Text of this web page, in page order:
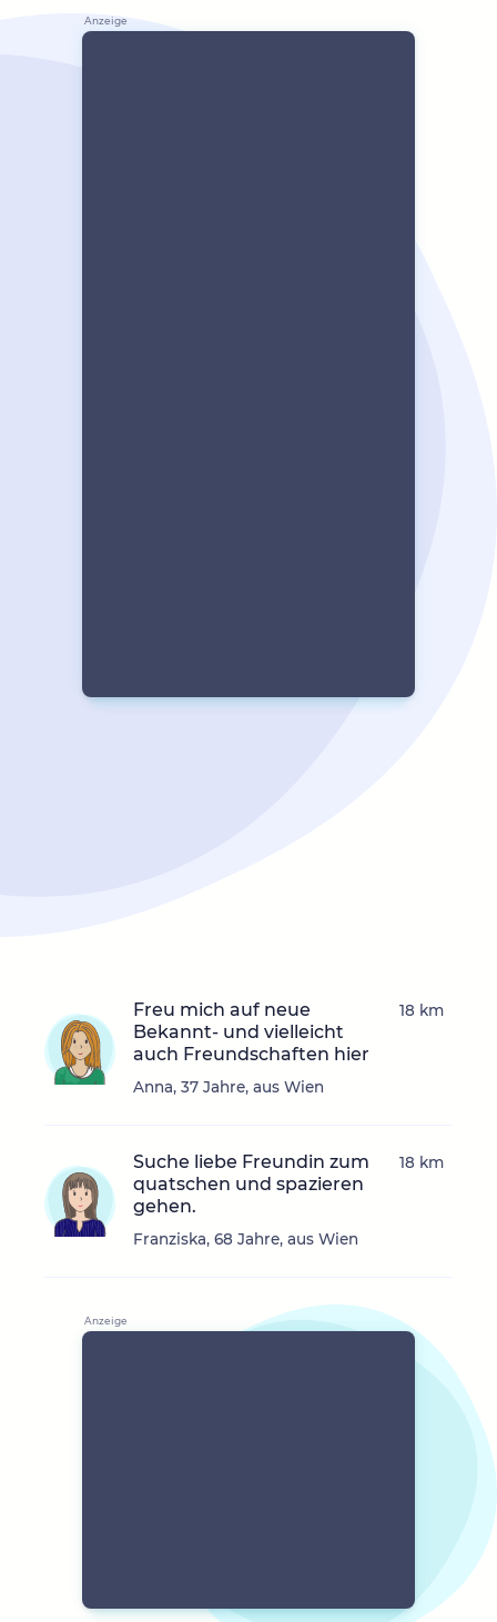
Freu mich auf neue
Bekannt- und vielleicht
auch Freundschaften hier
Anna, 37 Jahre, aus Wien
18 km
Suche liebe Freundin zum
quatschen und spazieren
gehen.
Franziska, 68 Jahre, aus Wien
18 km